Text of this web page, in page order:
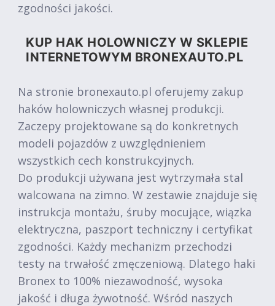
zgodności jakości.
KUP HAK HOLOWNICZY W SKLEPIE
INTERNETOWYM BRONEXAUTO.PL
Na stronie bronexauto.pl oferujemy zakup
haków holowniczych własnej produkcji.
Zaczepy projektowane są do konkretnych
modeli pojazdów z uwzględnieniem
wszystkich cech konstrukcyjnych.
Do produkcji używana jest wytrzymała stal
walcowana na zimno. W zestawie znajduje się
instrukcja montażu, śruby mocujące, wiązka
elektryczna, paszport techniczny i certyfikat
zgodności. Każdy mechanizm przechodzi
testy na trwałość zmęczeniową. Dlatego haki
Bronex to 100% niezawodność, wysoka
jakość i długa żywotność. Wśród naszych